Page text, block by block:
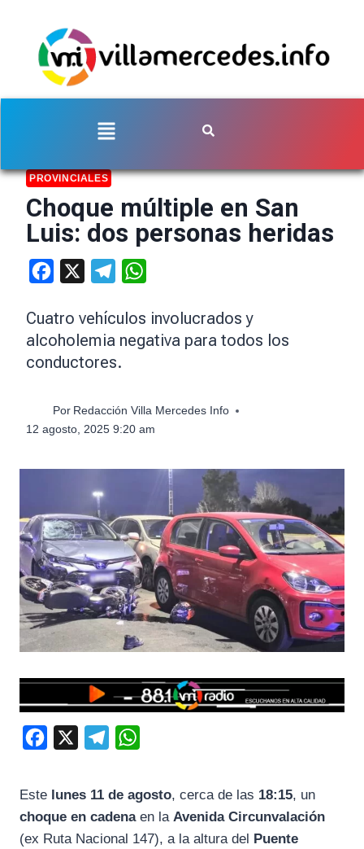
PROVINCIALES
Choque múltiple en San
Luis: dos personas heridas
Facebook Telegram
Cuatro vehículos involucrados y
alcoholemia negativa para todos los
conductores.
Por Redacción Villa Mercedes Info
12 agosto, 2025 9:20 am
b
e
g
s
Este lunes 11 de agosto, cerca de las 18:15, un
choque en cadenaen la Avenida Circunvalación
(ex Ruta Nacional 147), a la altura del Puente